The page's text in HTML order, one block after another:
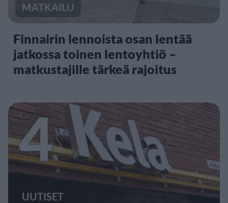
MATKAILU
Finnairin lennoista osan lentää
jatkossa toinen lentoyhtiö –
matkustajille tärkeä rajoitus
4
UUTISET